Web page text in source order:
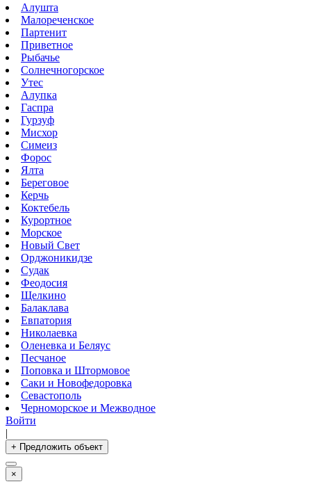
Алушта
Малореченское
Партенит
Приветное
Рыбачье
Солнечногорское
Утес
Алупка
Гаспра
Гурзуф
Мисхор
Симеиз
Форос
Ялта
Береговое
Керчь
Коктебель
Курортное
Морское
Новый Свет
Орджоникидзе
Судак
Феодосия
Щелкино
Балаклава
Евпатория
Николаевка
Оленевка и Беляус
Песчаное
Поповка и Штормовое
Саки и Новофедоровка
Севастополь
Черноморское и Межводное
Войти
|
+ Предложить объект
×